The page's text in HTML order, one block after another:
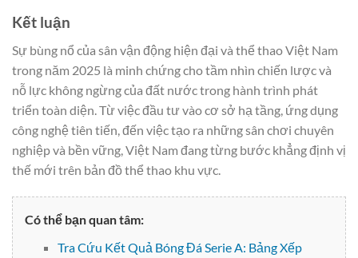
Kết luận
Sự bùng nổ của sân vận động hiện đại và thể thao Việt Nam
trong năm 2025 là minh chứng cho tầm nhìn chiến lược và
nỗ lực không ngừng của đất nước trong hành trình phát
triển toàn diện. Từ việc đầu tư vào cơ sở hạ tầng, ứng dụng
công nghệ tiên tiến, đến việc tạo ra những sân chơi chuyên
nghiệp và bền vững, Việt Nam đang từng bước khẳng định vị
thế mới trên bản đồ thể thao khu vực.
Có thể bạn quan tâm:
Tra Cứu Kết Quả Bóng Đá Serie A: Bảng Xếp